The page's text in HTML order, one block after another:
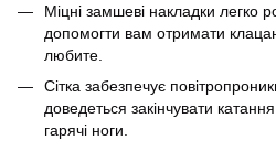
Міцні замшеві накладки легко
допомогти вам отримати
любите.
Сітка забезпечує
доведеться закінчувати
гарячі ноги.